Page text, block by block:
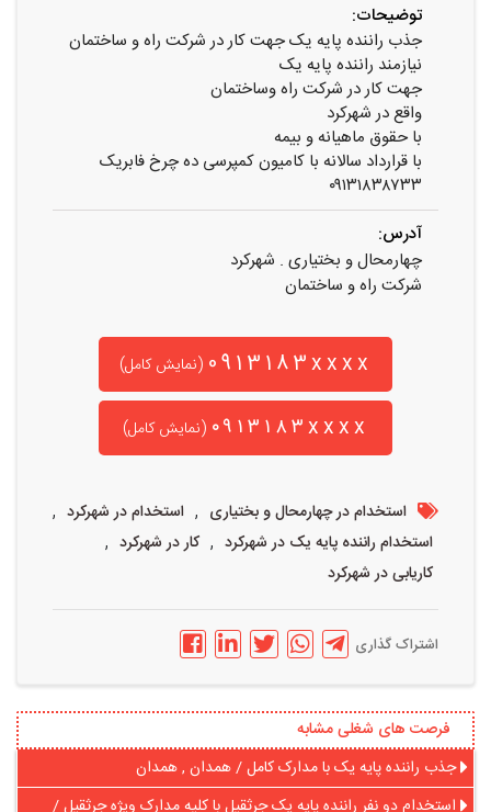
توضیحات:
جذب راننده پایه یک جهت کار در شرکت راه و ساختمان
نیازمند راننده پایه یک
جهت کار در شرکت راه وساختمان
واقع در شهرکرد
با حقوق ماهیانه و بیمه
با قرارداد سالانه با کامیون کمپرسی ده چرخ فابریک
۰۹۱۳۱۸۳۸۷۳۳
آدرس:
چهارمحال و بختیاری . شهرکرد
شرکت راه و ساختمان
0913183xxxx (نمایش کامل)
۰۹۱۳۱۸۳xxxx (نمایش کامل)
استخدام در چهارمحال و بختیاری , استخدام در شهرکرد ,
استخدام راننده پایه یک در شهرکرد , کار در شهرکرد ,
کاریابی در شهرکرد
اشتراک گذاری
فرصت های شغلی مشابه
جذب راننده پایه یک با مدارک کامل / همدان , همدان
استخدام دو نفر راننده پایه یک جرثقیل با کلیه مدارک ویژه جرثقیل /